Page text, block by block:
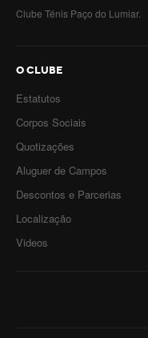
Clube Ténis Paço do Lumiar.
O CLUBE
Estatutos
Corpos Sociais
Quotizações
Aluguer de Campos
Descontos e Parcerias
Localização
Videos